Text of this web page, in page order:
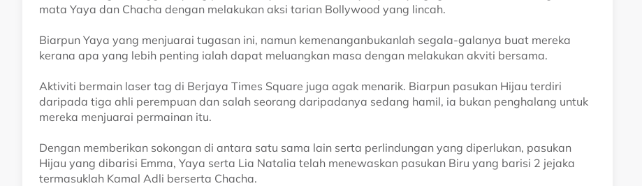
mata Yaya dan Chacha dengan melakukan aksi tarian Bollywood yang lincah.
Biarpun Yaya yang menjuarai tugasan ini, namun kemenanganbukanlah segala-galanya buat mereka
kerana apa yang lebih penting ialah dapat meluangkan masa dengan melakukan akviti bersama.
Aktiviti bermain laser tag di Berjaya Times Square juga agak menarik. Biarpun pasukan Hijau terdiri
daripada tiga ahli perempuan dan salah seorang daripadanya sedang hamil, ia bukan penghalang untuk
mereka menjuarai permainan itu.
Dengan memberikan sokongan di antara satu sama lain serta perlindungan yang diperlukan, pasukan
Hijau yang dibarisi Emma, Yaya serta Lia Natalia telah menewaskan pasukan Biru yang barisi 2 jejaka
termasuklah Kamal Adli berserta Chacha.